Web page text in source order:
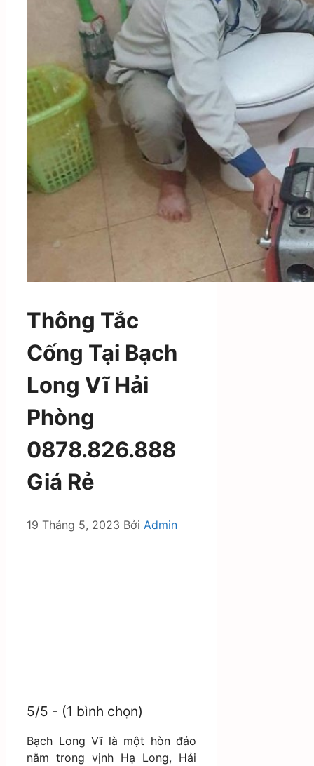
Thông Tắc
Cống Tại Bạch
Long Vĩ Hải
Phòng
0878.826.888
Giá Rẻ
19 Tháng 5, 2023 Bởi Admin
5/5 - (1 bình chọn)
Bạch Long Vĩ là một hòn đảo
nằm trong vịnh Hạ Long, Hải